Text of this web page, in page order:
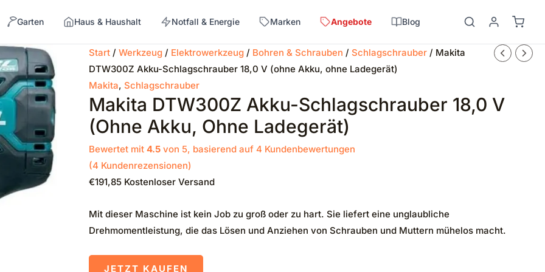
Garten Haus & Haushalt Notfall & Energie Marken Angebote Blog
→
Start/ Werkzeug/ Elektrowerkzeug/ Bohren & Schrauben / Schlagschrauber/ Makita
DTW300Z Akku-Schlagschrauber 18,0 V (ohne Akku, ohne Ladegerät)
Makita, Schlagschrauber
Makita DTW300Z Akku-Schlagschrauber 18,0 V
(ohne Akku, Ohne Ladegerät)
Bewertet mit 4.5von 5, basierend auf 4 Kundenbewertungen
(4 Kundenrezensionen)
€191,85 Kostenloser Versand
Mit dieser Maschine ist kein Job zu groß oder zu hart. Sie liefert eine unglaubliche
Drehmomentleistung, die das Lösen und Anziehen von Schrauben und Muttern mühelos macht.
JETZT KAUFEN